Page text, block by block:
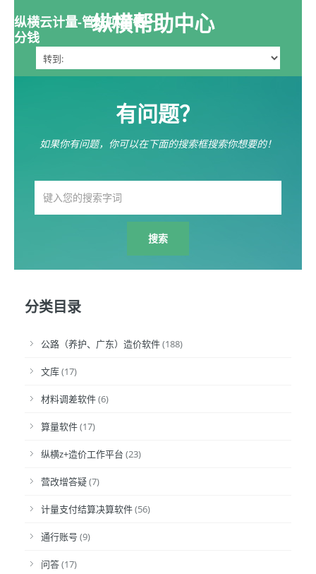
纵横帮助中心
纵横云计量-管好项目每一
分钱
有问题？
如果你有问题，你可以在下面的搜索框搜索你想要的！
分类目录
公路（养护、广东）造价软件(188)
文库(17)
材料调差软件(6)
算量软件(17)
纵横z+造价工作平台 (23)
营改增答疑(7)
计量支付结算决算软件(56)
通行账号 (9)
问答(17)